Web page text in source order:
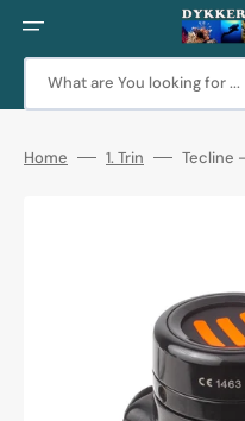
content
What are You looking for ...
Home 1. Trin Tecline -